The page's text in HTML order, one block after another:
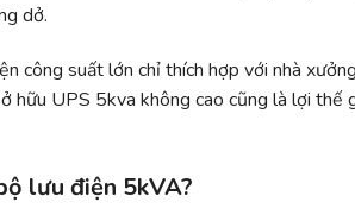
dở.
công suất lớn chỉ thích hợp với nhà
hữu UPS 5kva không cao cũng là lợi thế
lưu điện 5kVA?